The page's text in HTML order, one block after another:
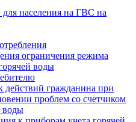
населения на ГВС на
ограничения режима
воды
действий гражданина при
проблем со счетчиком
воды